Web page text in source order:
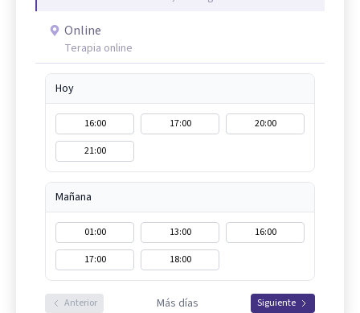
Online
Terapia online
Hoy
16:00 17:00
20:00
21:00
Mañana
01:00 13:00
16:00
17:00
18:00
Anterior Más días Siguiente